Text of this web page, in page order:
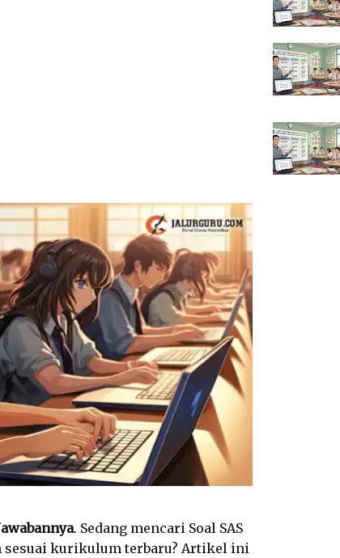
. Sedang mencari Soal SAS
sesuai kurikulum terbaru? Artikel ini